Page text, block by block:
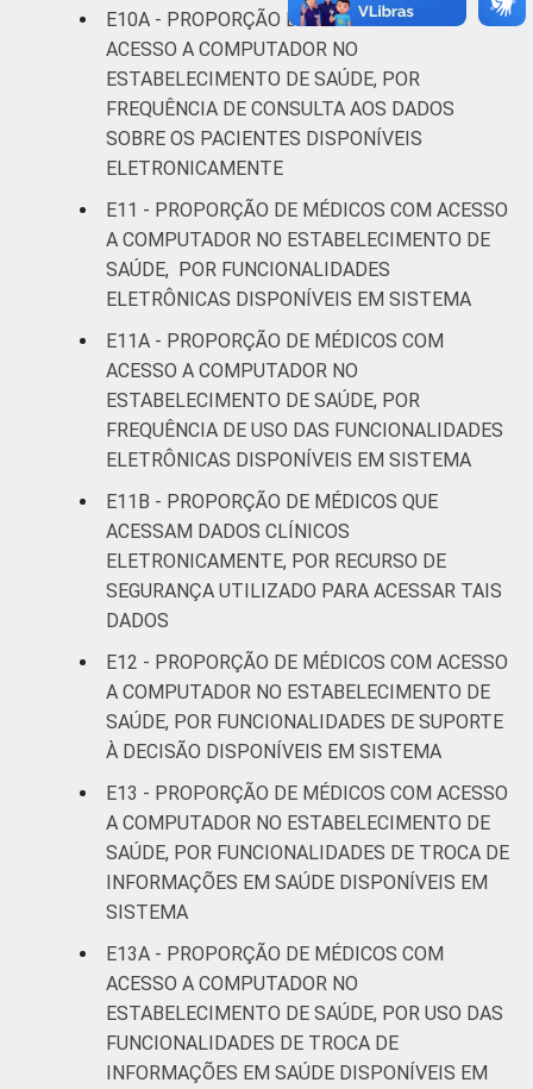
E10A - PROPORÇÃO DE MÉDICOS COM
ACESSO A COMPUTADOR NO
ESTABELECIMENTO DE SAÚDE, POR
FREQUÊNCIA DE CONSULTA AOS DADOS
SOBRE OS PACIENTES DISPONÍVEIS
ELETRONICAMENTE
E11 - PROPORÇÃO DE MÉDICOS COM ACESSO
A COMPUTADOR NO ESTABELECIMENTO DE
SAÚDE, POR FUNCIONALIDADES
ELETRÔNICAS DISPONÍVEIS EM SISTEMA
E11A - PROPORÇÃO DE MÉDICOS COM
ACESSO A COMPUTADOR NO
ESTABELECIMENTO DE SAÚDE, POR
FREQUÊNCIA DE USO DAS FUNCIONALIDADES
ELETRÔNICAS DISPONÍVEIS EM SISTEMA
E11B - PROPORÇÃO DE MÉDICOS QUE
ACESSAM DADOS CLÍNICOS
ELETRONICAMENTE, POR RECURSO DE
SEGURANÇA UTILIZADO PARA ACESSAR TAIS
DADOS
E12 - PROPORÇÃO DE MÉDICOS COM ACESSO
A COMPUTADOR NO ESTABELECIMENTO DE
SAÚDE, POR FUNCIONALIDADES DE SUPORTE
À DECISÃO DISPONÍVEIS EM SISTEMA
E13 - PROPORÇÃO DE MÉDICOS COM ACESSO
A COMPUTADOR NO ESTABELECIMENTO DE
SAÚDE, POR FUNCIONALIDADES DE TROCA DE
INFORMAÇÕES EM SAÚDE DISPONÍVEIS EM
SISTEMA
E13A - PROPORÇÃO DE MÉDICOS COM
ACESSO A COMPUTADOR NO
ESTABELECIMENTO DE SAÚDE, POR USO DAS
FUNCIONALIDADES DE TROCA DE
INFORMAÇÕES EM SAÚDE DISPONÍVEIS EM